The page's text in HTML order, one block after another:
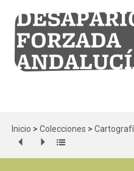
Inicio > Colecciones >